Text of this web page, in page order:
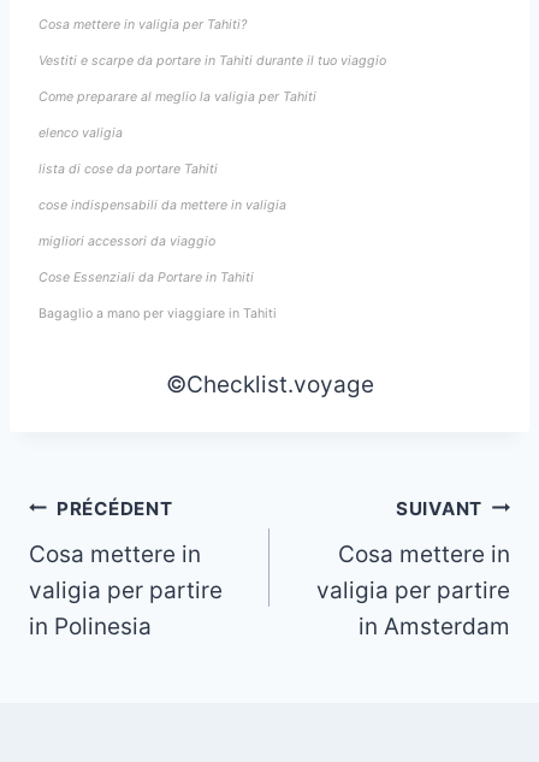
Cosa mettere in valigia per Tahiti?
Vestiti e scarpe da portare in Tahiti durante il tuo viaggio
Come preparare al meglio la valigia per Tahiti
elenco valigia
lista di cose da portare Tahiti
cose indispensabili da mettere in valigia
migliori accessori da viaggio
Cose Essenziali da Portare in Tahiti
Bagaglio a mano per viaggiare in Tahiti
©Checklist.voyage
Navigation
de
l’article
PRÉCÉDENT
Cosa mettere in
valigia per partire
in Polinesia
SUIVANT
Cosa mettere in
valigia per partire
in Amsterdam